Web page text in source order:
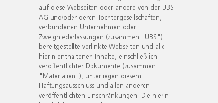
auf diese Webseiten oder andere von der UBS
AG und/oder deren Tochtergesellschaften,
verbundenen Unternehmen oder
Zweigniederlassungen (zusammen "UBS")
bereitgestellte verlinkte Webseiten und alle
hierin enthaltenen Inhalte, einschließlich
veröffentlichter Dokumente (zusammen
"Materialien"), unterliegen diesem
Haftungsausschluss und allen anderen
veröffentlichten Einschränkungen. Die hierin